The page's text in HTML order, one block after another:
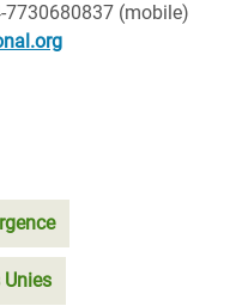
7730680837 (mobile)